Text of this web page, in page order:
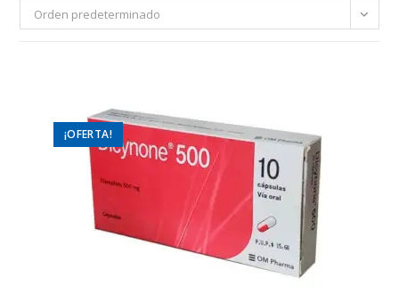
Orden predeterminado
¡OFERTA!